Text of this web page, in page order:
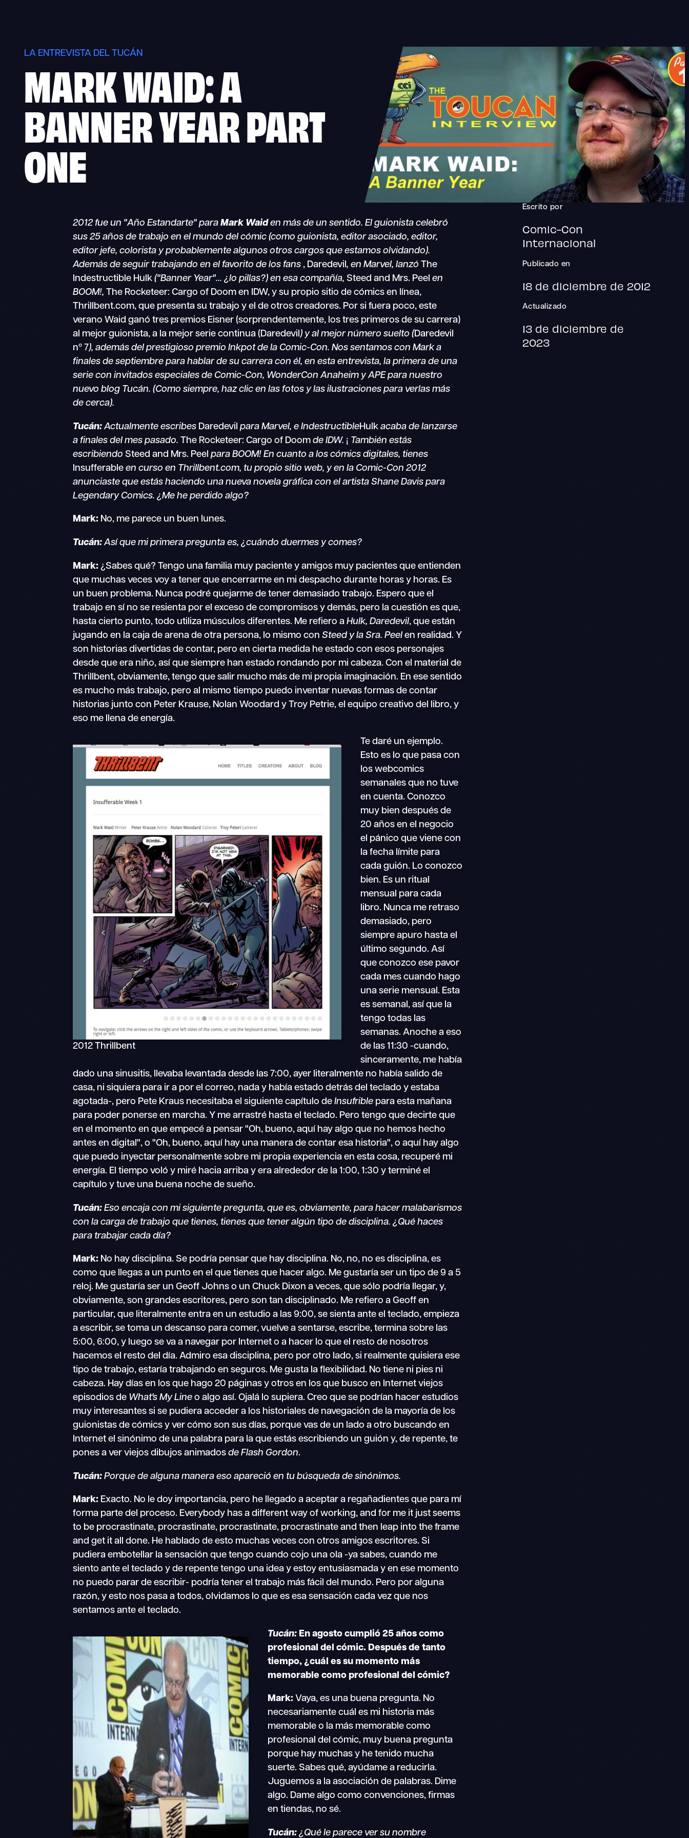
LA ENTREVISTA DEL TUCÁN
MARK WAID: A
BANNER YEAR PART
ONE
2012 fue un "Año Estandarte" paraMark Waiden más de un sentido. El guionista celebró
sus 25 años de trabajo en el mundo del cómic (como guionista, editor asociado, editor,
editor jefe, colorista y probablemente algunos otros cargos que estamos olvidando).
Además de seguir trabajando en el favorito de los fans, Daredevil, en Marvel, lanzó The
Indestructible Hulk ("Banner Year"... ¿lo pillas?) en esa compañía,Steed and Mrs. Peelen
BOOM!, The Rocketeer: Cargo of Doom en IDW, y su propio sitio de cómics en línea,
Thrillbent.com, que presenta su trabajo y el de otros creadores. Por si fuera poco, este
verano Waid ganó tres premios Eisner (sorprendentemente, los tres primeros de su carrera)
al mejor guionista, a la mejor serie continua (Daredevil) y al mejor número suelto (Daredevil
nº 7), además del prestigioso premio Inkpot de la Comic-Con. Nos sentamos con Mark a
finales de septiembre para hablar de su carrera con él, en esta entrevista, la primera de una
serie con invitados especiales de Comic-Con, WonderCon Anaheim y APE para nuestro
nuevo blog Tucán. (Como siempre, haz clic en las fotos y las ilustraciones para verlas más
de cerca).
Tucán:Actualmente escribes Daredevil para Marvel, e IndestructibleHulk acaba de lanzarse
a finales del mes pasado.The Rocketeer: Cargo of Doom de IDW. ¡ También estás
escribiendoSteed and Mrs. Peel para BOOM! En cuanto a los cómics digitales, tienes
Insufferable en curso en Thrillbent.com, tu propio sitio web, y en la Comic-Con 2012
anunciaste que estás haciendo una nueva novela gráfica con el artista Shane Davis para
Legendary Comics. ¿Me he perdido algo?
Mark: No, me parece un buen lunes.
Tucán:Así que mi primera pregunta es, ¿cuándo duermes y comes?
Mark: ¿Sabes qué? Tengo una familia muy paciente y amigos muy pacientes que entienden
que muchas veces voy a tener que encerrarme en mi despacho durante horas y horas. Es
un buen problema. Nunca podré quejarme de tener demasiado trabajo. Espero que el
trabajo en sí no se resienta por el exceso de compromisos y demás, pero la cuestión es que,
hasta cierto punto, todo utiliza músculos diferentes. Me refiero aHulk, Daredevil, que están
jugando en la caja de arena de otra persona, lo mismo conSteed y la Sra. Peel en realidad. Y
son historias divertidas de contar, pero en cierta medida he estado con esos personajes
desde que era niño, así que siempre han estado rondando por mi cabeza. Con el material de
Thrillbent, obviamente, tengo que salir mucho más de mi propia imaginación. En ese sentido
es mucho más trabajo, pero al mismo tiempo puedo inventar nuevas formas de contar
historias junto con Peter Krause, Nolan Woodard y Troy Petrie, el equipo creativo del libro, y
eso me llena de energía.
2012 Thrillbent
Te daré un ejemplo.
Esto es lo que pasa con
los webcomics
semanales que no tuve
en cuenta. Conozco
muy bien después de
20 años en el negocio
el pánico que viene con
la fecha límite para
cada guión. Lo conozco
bien. Es un ritual
mensual para cada
libro. Nunca me retraso
demasiado, pero
siempre apuro hasta el
último segundo. Así
que conozco ese pavor
cada mes cuando hago
una serie mensual. Esta
es semanal, así que la
tengo todas las
semanas. Anoche a eso
de las 11:30 -cuando,
sinceramente, me había
dado una sinusitis, llevaba levantada desde las 7:00, ayer literalmente no había salido de
casa, ni siquiera para ir a por el correo, nada y había estado detrás del teclado y estaba
agotada-, pero Pete Kraus necesitaba el siguiente capítulo deInsufrible para esta mañana
para poder ponerse en marcha. Y me arrastré hasta el teclado. Pero tengo que decirte que
en el momento en que empecé a pensar "Oh, bueno, aquí hay algo que no hemos hecho
antes en digital", o "Oh, bueno, aquí hay una manera de contar esa historia", o aquí hay algo
que puedo inyectar personalmente sobre mi propia experiencia en esta cosa, recuperé mi
energía. El tiempo voló y miré hacia arriba y era alrededor de la 1:00, 1:30 y terminé el
capítulo y tuve una buena noche de sueño.
Tucán: Eso encaja con mi siguiente pregunta, que es, obviamente, para hacer malabarismos
con la carga de trabajo que tienes, tienes que tener algún tipo de disciplina. ¿Qué haces
para trabajar cada día?
Mark: No hay disciplina. Se podría pensar que hay disciplina. No, no, no es disciplina, es
como que llegas a un punto en el que tienes que hacer algo. Me gustaría ser un tipo de 9 a 5
reloj. Me gustaría ser un Geoff Johns o un Chuck Dixon a veces, que sólo podría llegar, y,
obviamente, son grandes escritores, pero son tan disciplinado. Me refiero a Geoff en
particular, que literalmente entra en un estudio a las 9:00, se sienta ante el teclado, empieza
a escribir, se toma un descanso para comer, vuelve a sentarse, escribe, termina sobre las
5:00, 6:00, y luego se va a navegar por Internet o a hacer lo que el resto de nosotros
hacemos el resto del día. Admiro esa disciplina, pero por otro lado, si realmente quisiera ese
tipo de trabajo, estaría trabajando en seguros. Me gusta la flexibilidad. No tiene ni pies ni
cabeza. Hay días en los que hago 20 páginas y otros en los que busco en Internet viejos
episodios de What's My Line o algo así. Ojalá lo supiera. Creo que se podrían hacer estudios
muy interesantes si se pudiera acceder a los historiales de navegación de la mayoría de los
guionistas de cómics y ver cómo son sus días, porque vas de un lado a otro buscando en
Internet el sinónimo de una palabra para la que estás escribiendo un guión y, de repente, te
pones a ver viejos dibujos animadosde Flash Gordon.
Tucán: Porque de alguna manera eso apareció en tu búsqueda de sinónimos.
Mark: Exacto. No le doy importancia, pero he llegado a aceptar a regañadientes que para mí
forma parte del proceso. Everybody has a different way of working, and for me it just seems
to be procrastinate, procrastinate, procrastinate, procrastinate and then leap into the frame
and get it all done. He hablado de esto muchas veces con otros amigos escritores. Si
pudiera embotellar la sensación que tengo cuando cojo una ola -ya sabes, cuando me
siento ante el teclado y de repente tengo una idea y estoy entusiasmada y en ese momento
no puedo parar de escribir- podría tener el trabajo más fácil del mundo. Pero por alguna
razón, y esto nos pasa a todos, olvidamos lo que es esa sensación cada vez que nos
sentamos ante el teclado.
Tucán: En agosto cumplió 25 años como
profesional del cómic. Después de tanto
tiempo, ¿cuál es su momento más
memorable como profesional del cómic?
Mark: Vaya, es una buena pregunta. No
necesariamente cuál es mi historia más
memorable o la más memorable como
profesional del cómic, muy buena pregunta
porque hay muchas y he tenido mucha
suerte. Sabes qué, ayúdame a reducirla.
Juguemos a la asociación de palabras. Dime
algo. Dame algo como convenciones, firmas
en tiendas, no sé.
Tucán: ¿Qué le parece ver su nombre
Escrito por
Comic-Con
Internacional
Publicado en
18 de diciembre de 2012
Actualizado
13 de diciembre de
2023